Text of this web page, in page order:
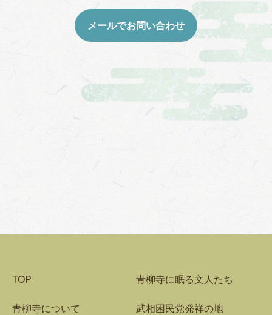
メールでお問い合わせ
TOP
青柳寺について
青柳寺に眠る文人たち
武相困民党発祥の地